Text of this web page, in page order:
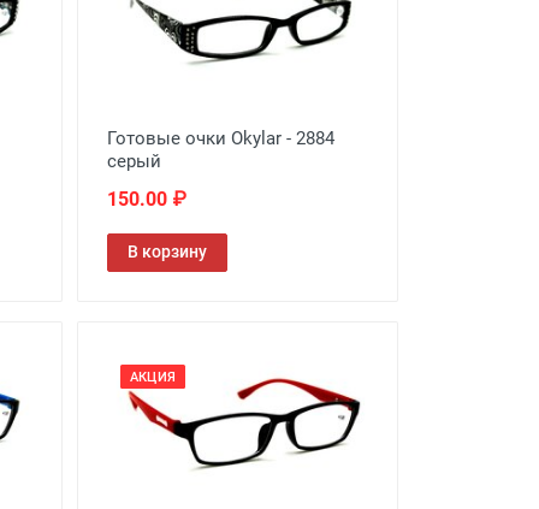
Готовые очки Okylar - 2884
серый
150.00 ₽
В корзину
АКЦИЯ